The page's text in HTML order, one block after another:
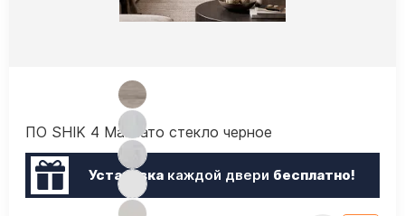
ПО SHIK 4 Макиато стекло черное
Установкакаждой двери бесплатно!